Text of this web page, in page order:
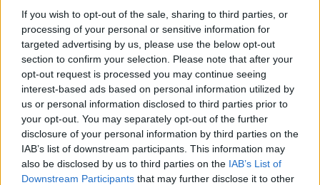
If you wish to opt-out of the sale, sharing to third parties, or
processing of your personal or sensitive information for
targeted advertising by us, please use the below opt-out
section to confirm your selection. Please note that after your
opt-out request is processed you may continue seeing
interest-based ads based on personal information utilized by
us or personal information disclosed to third parties prior to
your opt-out. You may separately opt-out of the further
disclosure of your personal information by third parties on the
IAB’s list of downstream participants. This information may
also be disclosed by us to third parties on the IAB’s List of
Downstream Participants that may further disclose it to other
Όργανο / Επιτροπή:
Δημοτική Επιτροπή
ΑΔΑ:
ΡΝΞΨΩΛΟ-72Φ
ΑΑ:
186
Ημερομηνία:
2026-06-02
Προβολή PDF Λήψη PDF
Έγκριση δαπανών που έγιναν από τη χρήση της
πάγιας προκαταβολής του Δήμου Κομοτηνής
οικονομικού έτους 2026.
Όργανο / Επιτροπή:
Δημοτική Επιτροπή
ΑΔΑ:
ΡΦ2ΛΩΛΟ-2ΣΦ
ΑΑ:
177
Ημερομηνία:
2026-06-02